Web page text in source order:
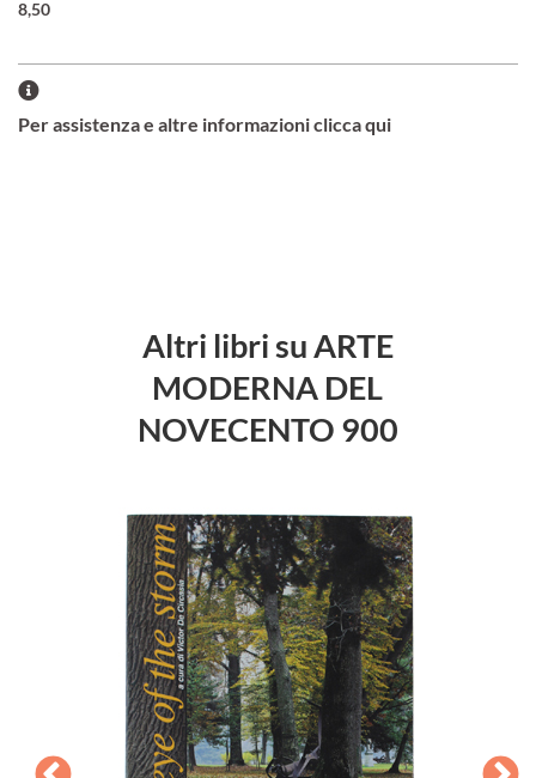
8,50
Per assistenza e altre informazioni clicca qui
Altri libri su ARTE
MODERNA DEL
NOVECENTO 900